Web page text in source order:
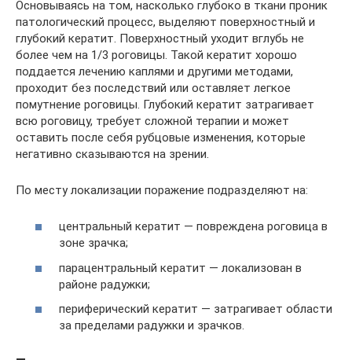
Основываясь на том, насколько глубоко в ткани проник
патологический процесс, выделяют поверхностный и
глубокий кератит. Поверхностный уходит вглубь не
более чем на 1/3 роговицы. Такой кератит хорошо
поддается лечению каплями и другими методами,
проходит без последствий или оставляет легкое
помутнение роговицы. Глубокий кератит затрагивает
всю роговицу, требует сложной терапии и может
оставить после себя рубцовые изменения, которые
негативно сказываются на зрении.
По месту локализации поражение подразделяют на:
центральный кератит — повреждена роговица в
зоне зрачка;
парацентральный кератит — локализован в
районе радужки;
периферический кератит — затрагивает области
за пределами радужки и зрачков.